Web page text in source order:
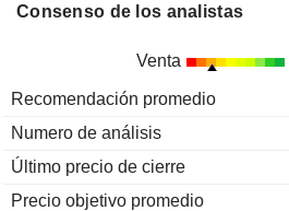
Consenso de los analistas
Venta
Recomendación promedio
Numero de análisis
Último precio de cierre
Precio objetivo promedio